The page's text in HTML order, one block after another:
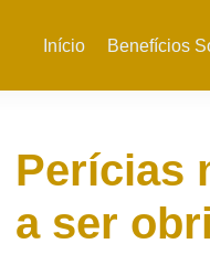
Início Benefícios
Perícias
a ser